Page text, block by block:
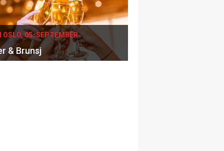
OSLO, 05. SEPTEMBER
& Brunsj